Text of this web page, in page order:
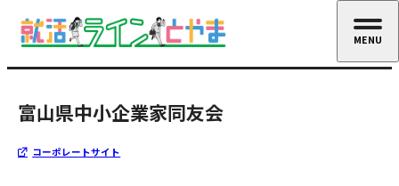
富山県中小企業家同友会
コーポレートサイト
MENU